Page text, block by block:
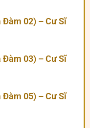
Đàm 02) – Cư Sĩ
Đàm 03) – Cư Sĩ
Đàm 05) – Cư Sĩ